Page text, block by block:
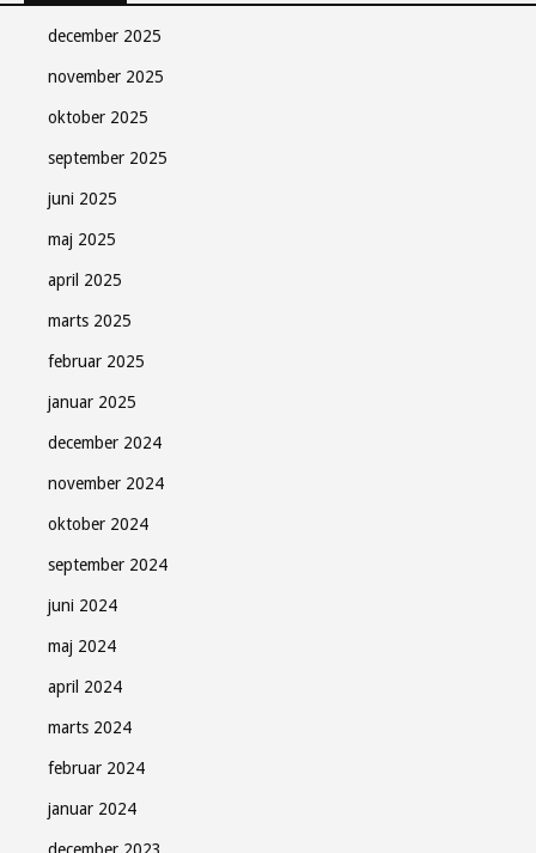
december 2025
november 2025
oktober 2025
september 2025
juni 2025
maj 2025
april 2025
marts 2025
februar 2025
januar 2025
december 2024
november 2024
oktober 2024
september 2024
juni 2024
maj 2024
april 2024
marts 2024
februar 2024
januar 2024